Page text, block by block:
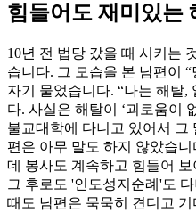
힘들어도 재미있는
10년 전 법당 갔을 때 시키는
습니다. 그 모습을 본 남편이
자기 물었습니다. “나는 해탈,
다. 사실은 해탈이 ‘괴로움이
불교대학에 다니고 있어서 그
편은 아무 말도 하지 않았습
데 봉사도 계속하고 힘들어
그 후로도 '인도성지순례'도
때도 남편은 묵묵히 견디고